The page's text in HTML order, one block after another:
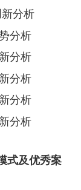
分析
分析
分析
分析
分析
分析
式及优秀案